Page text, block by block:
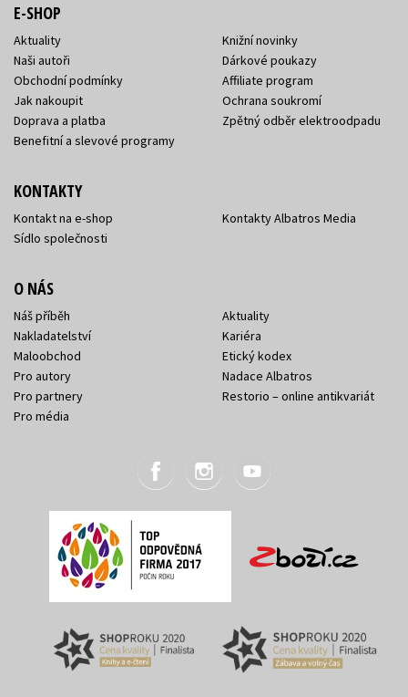
E-SHOP
Aktuality
Naši autoři
Obchodní podmínky
Jak nakoupit
Doprava a platba
Benefitní a slevové programy
Knižní novinky
Dárkové poukazy
Affiliate program
Ochrana soukromí
Zpětný odběr elektroodpadu
KONTAKTY
Kontakt na e-shop
Sídlo společnosti
Kontakty Albatros Media
O NÁS
Náš příběh
Nakladatelství
Maloobchod
Pro autory
Pro partnery
Pro média
Aktuality
Kariéra
Etický kodex
Nadace Albatros
Restorio – online antikvariát